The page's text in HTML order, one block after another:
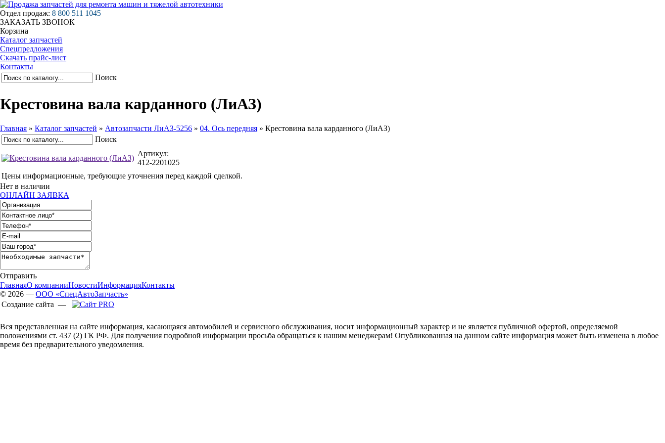
Отдел продаж: 8 800 511 1045
ЗАКАЗАТЬ ЗВОНОК
Корзина
Каталог запчастей
Спецпредложения
Скачать прайс-лист
Контакты
Поиск
Крестовина вала карданного (ЛиАЗ)
Главная » Каталог запчастей » Автозапчасти ЛиАЗ-5256 » 04. Ось передняя » Крестовина вала карданного (ЛиАЗ)
Поиск
Артикул:
412-2201025
Цены информационные, требующие уточнения перед каждой сделкой.
Нет в наличии
ОНЛАЙН ЗАЯВКА
Отправить
ГлавнаяО компанииНовостиИнформацияКонтакты
© 2026 — ООО «СпецАвтоЗапчасть»
Создание сайта —
Вся представленная на сайте информация, касающаяся автомобилей и сервисного обслуживания, носит информационный характер и не является публичной офертой, определяемой
положениями ст. 437 (2) ГК РФ. Для получения подробной информации просьба обращаться к нашим менеджерам! Опубликованная на данном сайте информация может быть изменена в любое
время без предварительного уведомления.